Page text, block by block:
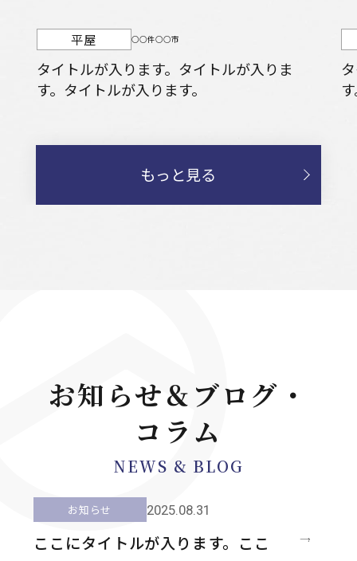
平屋 ○○件○○市
タイトルが入ります。タイトルが入りま
す。タイトルが入ります。
もっと見る
お知らせ＆ブログ・
コラム
NEWS & BLOG
お知らせ 2025.08.31
ここにタイトルが入ります。ここ